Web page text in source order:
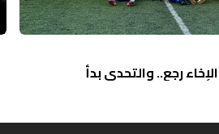
رجع.. والتحدي بدأ